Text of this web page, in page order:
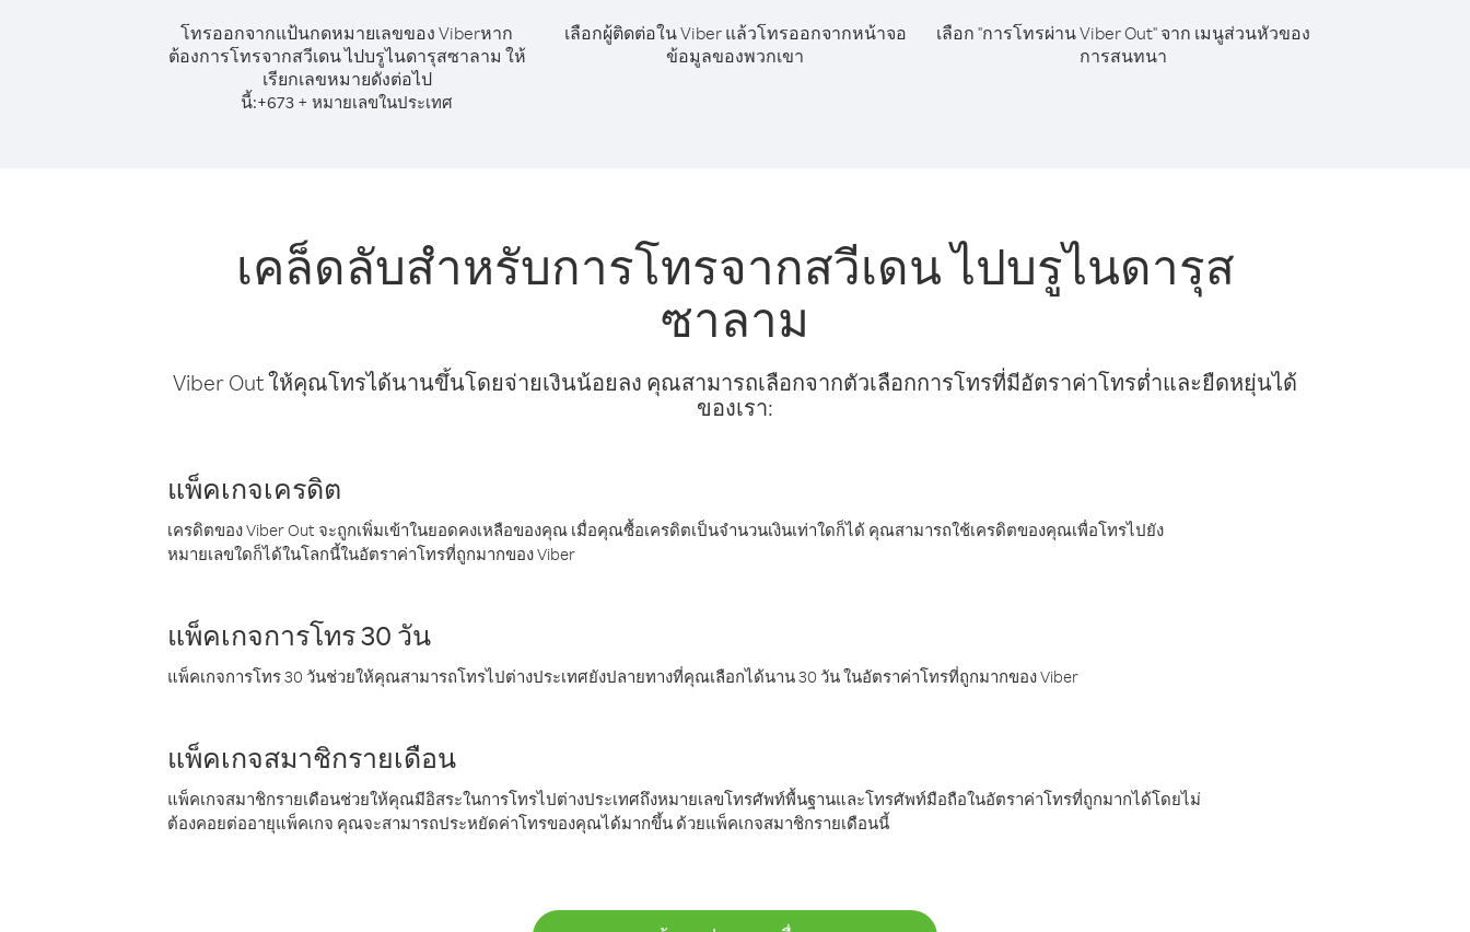
โทรออกจากแป้นกดหมายเลขของ Viberหาก
ต้องการโทรจากสวีเดน ไปบรูไนดารุสซาลาม ให้
เรียกเลขหมายดังต่อไป
นี้:+673 + หมายเลขในประเทศ
เลือกผู้ติดต่อใน Viber แล้วโทรออกจากหน้าจอ
ข้อมูลของพวกเขา
เลือก "การโทรผ่าน Viber Out" จาก เมนูส่วนหัวของ
การสนทนา
เคล็ดลับสำหรับการโทรจากสวีเดน ไปบรูไนดารุส
ซาลาม
Viber Out ให้คุณโทรได้นานขึ้นโดยจ่ายเงินน้อยลง คุณสามารถเลือกจากตัวเลือกการโทรที่มีอัตราค่าโทรต่ำและยืดหยุ่นได้
ของเรา:
แพ็คเกจเครดิต
เครดิตของ Viber Out จะถูกเพิ่มเข้าในยอดคงเหลือของคุณ เมื่อคุณซื้อเครดิตเป็นจำนวนเงินเท่าใดก็ได้ คุณสามารถใช้เครดิตของคุณเพื่อโทรไปยัง
หมายเลขใดก็ได้ในโลกนี้ในอัตราค่าโทรที่ถูกมากของ Viber
แพ็คเกจการโทร 30 วัน
แพ็คเกจการโทร 30 วันช่วยให้คุณสามารถโทรไปต่างประเทศยังปลายทางที่คุณเลือกได้นาน 30 วัน ในอัตราค่าโทรที่ถูกมากของ Viber
แพ็คเกจสมาชิกรายเดือน
แพ็คเกจสมาชิกรายเดือนช่วยให้คุณมีอิสระในการโทรไปต่างประเทศถึงหมายเลขโทรศัพท์พื้นฐานและโทรศัพท์มือถือในอัตราค่าโทรที่ถูกมากได้โดยไม่
ต้องคอยต่ออายุแพ็คเกจ คุณจะสามารถประหยัดค่าโทรของคุณได้มากขึ้น ด้วยแพ็คเกจสมาชิกรายเดือนนี้